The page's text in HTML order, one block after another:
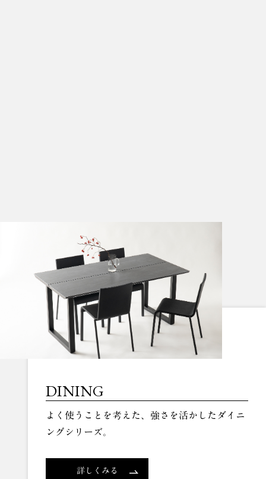
DINING
よく使うことを考えた、強さを活かしたダイニ
ングシリーズ。
詳しくみる